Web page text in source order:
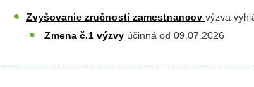
Zvyšovanie zručností zamestnancov výzva
Zmena č.1 výzvy účinná od 09.07.2026